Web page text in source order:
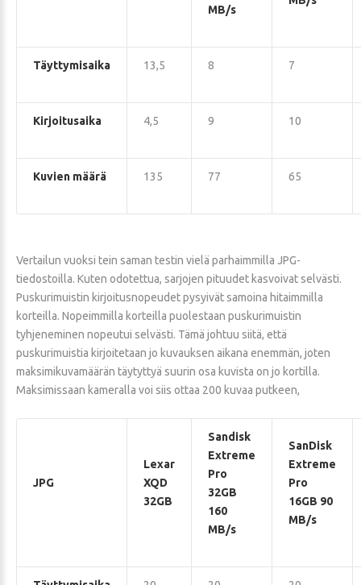
MB/s
Täyttymisaika 13,5 8 7
Kirjoitusaika 4,5 9 10
Kuvien määrä 135 77 65
Vertailun vuoksi tein saman testin vielä parhaimmilla JPG-
tiedostoilla. Kuten odotettua, sarjojen pituudet kasvoivat selvästi.
Puskurimuistin kirjoitusnopeudet pysyivät samoina hitaimmilla
korteilla. Nopeimmilla korteilla puolestaan puskurimuistin
tyhjeneminen nopeutui selvästi. Tämä johtuu siitä, että
puskurimuistia kirjoitetaan jo kuvauksen aikana enemmän, joten
maksimikuvamäärän täytyttyä suurin osa kuvista on jo kortilla.
Maksimissaan kameralla voi siis ottaa 200 kuvaa putkeen,
JPG
Lexar
XQD
32GB
Sandisk
Extreme
Pro
32GB
160
MB/s
SanDisk
Extreme
Pro
16GB 90
MB/s